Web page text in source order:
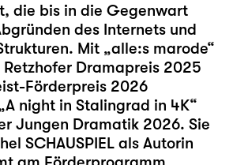
die bis in die Gegenwart
des Internets und
Mit „alle:s marode“
Dramapreis 2025
Förderpreis 2026
night in Stalingrad in 4K“
Jungen Dramatik 2026. Sie
SCHAUSPIEL als Autorin